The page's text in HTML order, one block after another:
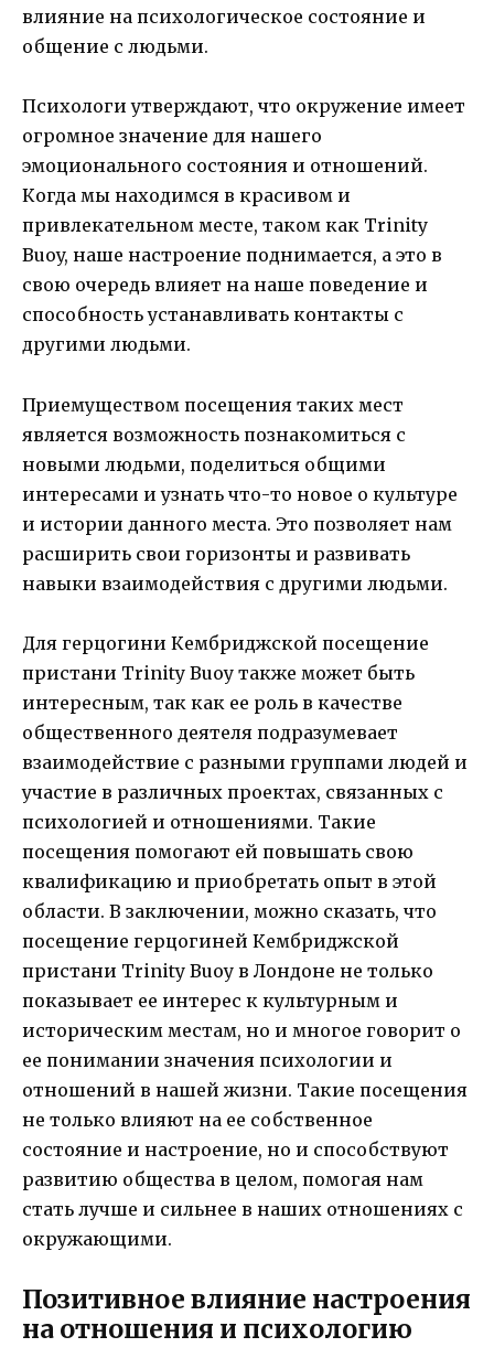
влияние на психологическое состояние и
общение с людьми.
Психологи утверждают, что окружение имеет
огромное значение для нашего
эмоционального состояния и отношений.
Когда мы находимся в красивом и
привлекательном месте, таком как Trinity
Buoy, наше настроение поднимается, а это в
свою очередь влияет на наше поведение и
способность устанавливать контакты с
другими людьми.
Приемуществом посещения таких мест
является возможность познакомиться с
новыми людьми, поделиться общими
интересами и узнать что-то новое о культуре
и истории данного места. Это позволяет нам
расширить свои горизонты и развивать
навыки взаимодействия с другими людьми.
Для герцогини Кембриджской посещение
пристани Trinity Buoy также может быть
интересным, так как ее роль в качестве
общественного деятеля подразумевает
взаимодействие с разными группами людей и
участие в различных проектах, связанных с
психологией и отношениями. Такие
посещения помогают ей повышать свою
квалификацию и приобретать опыт в этой
области. В заключении, можно сказать, что
посещение герцогиней Кембриджской
пристани Trinity Buoy в Лондоне не только
показывает ее интерес к культурным и
историческим местам, но и многое говорит о
ее понимании значения психологии и
отношений в нашей жизни. Такие посещения
не только влияют на ее собственное
состояние и настроение, но и способствуют
развитию общества в целом, помогая нам
стать лучше и сильнее в наших отношениях с
окружающими.
Позитивное влияние настроения
на отношения и психологию